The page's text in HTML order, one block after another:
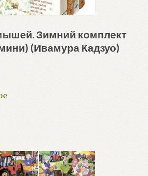
Зимний комплект
(Ивамура Кадзуо)